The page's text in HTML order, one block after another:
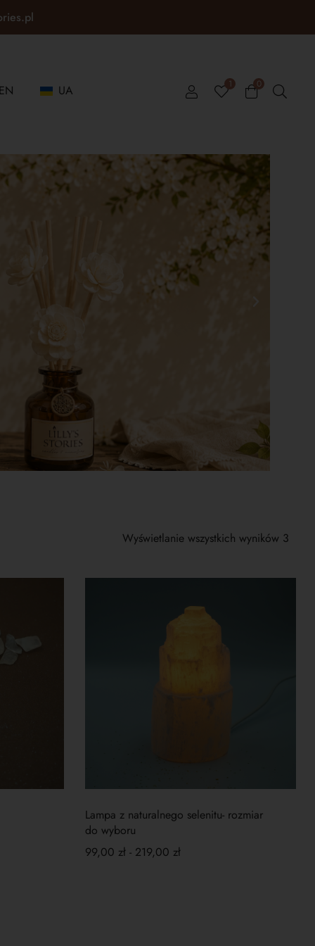
UA 1 0
Wyświetlanie wszystkich wyników 3
Lampa z naturalnego selenitu- rozmiar
do wyboru
99,00 zł - 219,00 zł